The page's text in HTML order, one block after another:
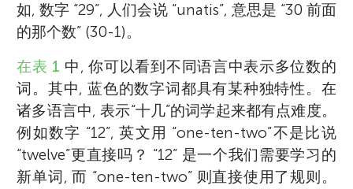
如, 数字 “29”, 人们会说 “unatis”, 意思是 “30 前面
的那个数” (30-1)。
在表 1 中, 你可以看到不同语言中表示多位数的
词。其中, 蓝色的数字词都具有某种独特性。在
诸多语言中, 表示“十几”的词学起来都有点难度。
例如数字 “12”, 英文用 “one-ten-two”不是比说
“twelve”更直接吗？ “12” 是一个我们需要学习的
新单词, 而 “one-ten-two” 则直接使用了规则。